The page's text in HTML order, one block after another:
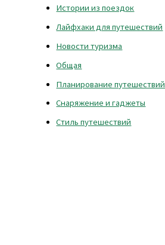
Истории из поездок
Лайфхаки для путешествий
Новости туризма
Общая
Планирование путешествий
Снаряжение и гаджеты
Стиль путешествий